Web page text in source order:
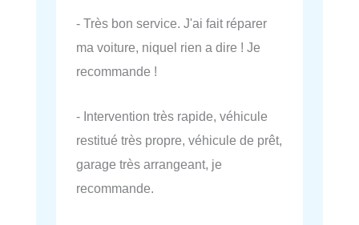
- Très bon service. J'ai fait réparer
ma voiture, niquel rien a dire ! Je
recommande !
- Intervention très rapide, véhicule
restitué très propre, véhicule de prêt,
garage très arrangeant, je
recommande.